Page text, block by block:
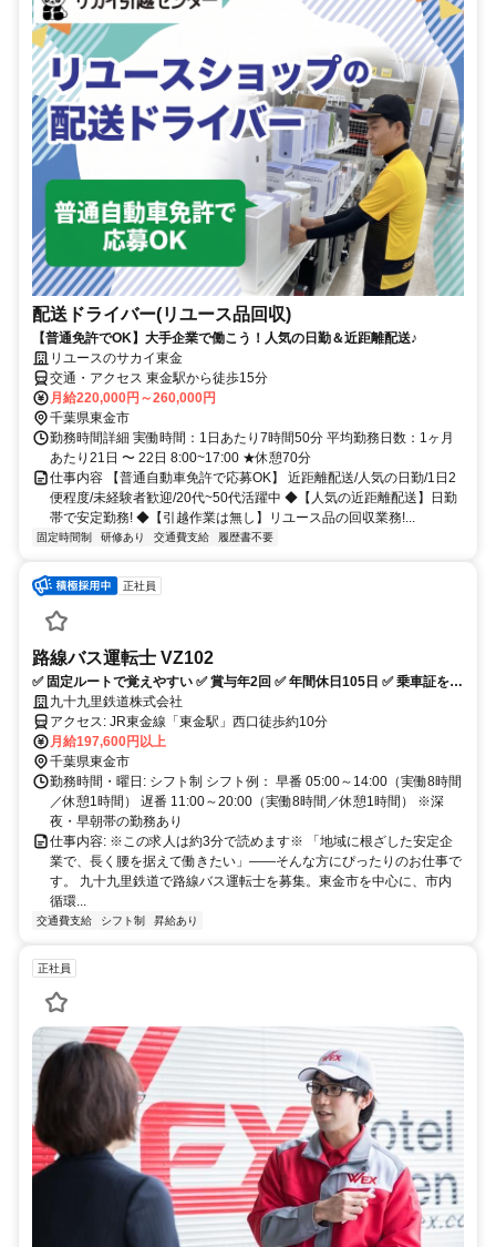
配送ドライバー(リユース品回収)
【普通免許でOK】大手企業で働こう！人気の日勤＆近距離配送♪
リユースのサカイ東金
交通・アクセス 東金駅から徒歩15分
月給220,000円～260,000円
千葉県東金市
勤務時間詳細 実働時間：1日あたり7時間50分 平均勤務日数：1ヶ月
あたり21日 〜 22日 8:00~17:00 ★休憩70分
仕事内容 【普通自動車免許で応募OK】 近距離配送/人気の日勤/1日2
便程度/未経験者歓迎/20代~50代活躍中 ◆【人気の近距離配送】日勤
帯で安定勤務! ◆【引越作業は無し】リユース品の回収業務!...
固定時間制 研修あり 交通費支給 履歴書不要
正社員
路線バス運転士 VZ102
✅ 固定ルートで覚えやすい ✅ 賞与年2回 ✅ 年間休日105日 ✅ 乗車証を本
人＋家族に支給 ✅ 養成制度あり
九十九里鉄道株式会社
アクセス: JR東金線「東金駅」西口徒歩約10分
月給197,600円以上
千葉県東金市
勤務時間・曜日: シフト制 シフト例： 早番 05:00～14:00（実働8時間
／休憩1時間） 遅番 11:00～20:00（実働8時間／休憩1時間） ※深
夜・早朝帯の勤務あり
仕事内容: ※この求人は約3分で読めます※ 「地域に根ざした安定企
業で、長く腰を据えて働きたい」――そんな方にぴったりのお仕事で
す。 九十九里鉄道で路線バス運転士を募集。東金市を中心に、市内
循環...
交通費支給 シフト制 昇給あり
正社員